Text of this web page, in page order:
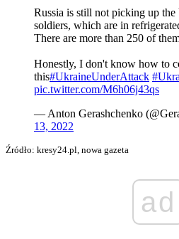
Russia is still not picking up the
soldiers, which are in
There are more than 250 of
Honestly, I don't know how to
this#UkraineUnderAttack
pic.twitter.com/M6h06j43qs
— Anton Gerashchenko
13, 2022
Źródło: kresy24.pl, nowa gazeta
ad